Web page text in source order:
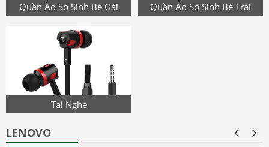
Quần Áo Sơ Sinh Bé Gái Quần Áo Sơ Sinh Bé Trai
Tai Nghe
LENOVO